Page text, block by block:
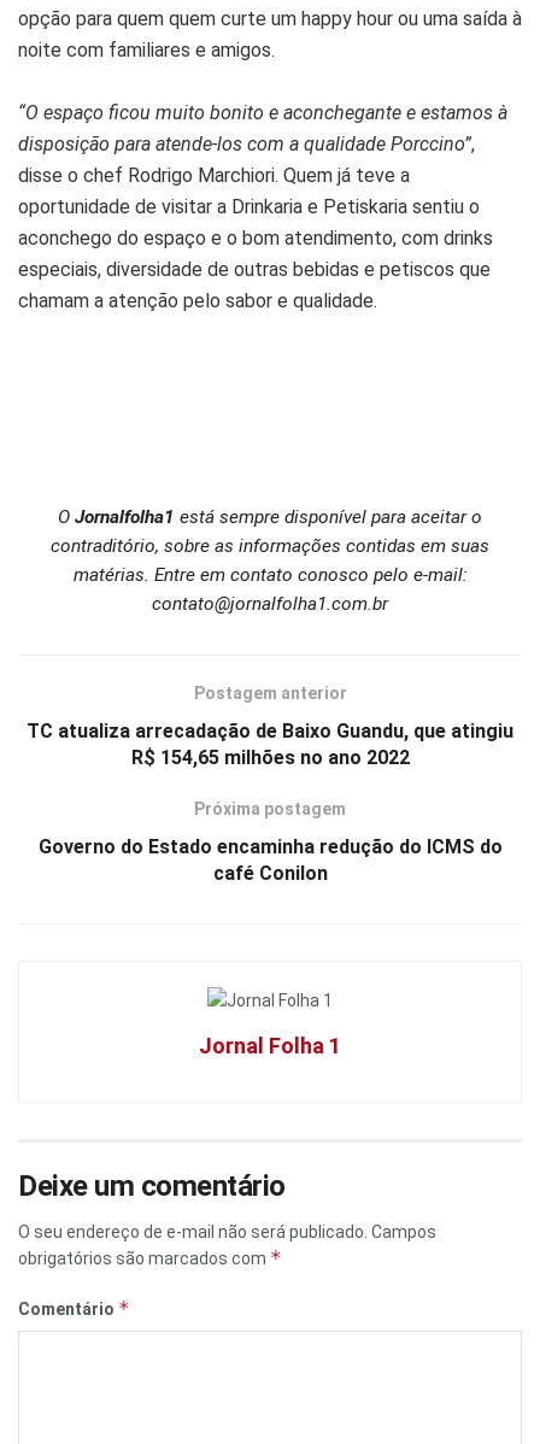
opção para quem quem curte um happy hour ou uma saída à
noite com familiares e amigos.
“O espaço ficou muito bonito e aconchegante e estamos à
disposição para atende-los com a qualidade Porccino”,
disse o chef Rodrigo Marchiori. Quem já teve a
oportunidade de visitar a Drinkaria e Petiskaria sentiu o
aconchego do espaço e o bom atendimento, com drinks
especiais, diversidade de outras bebidas e petiscos que
chamam a atenção pelo sabor e qualidade.
O Jornalfolha1 está sempre disponível para aceitar o
contraditório, sobre as informações contidas em suas
matérias. Entre em contato conosco pelo e-mail:
contato@jornalfolha1.com.br
Postagem anterior
TC atualiza arrecadação de Baixo Guandu, que atingiu
R$ 154,65 milhões no ano 2022
Próxima postagem
Governo do Estado encaminha redução do ICMS do
café Conilon
Jornal Folha 1
Deixe um comentário
O seu endereço de e-mail não será publicado. Campos
obrigatórios são marcados com *
Comentário *